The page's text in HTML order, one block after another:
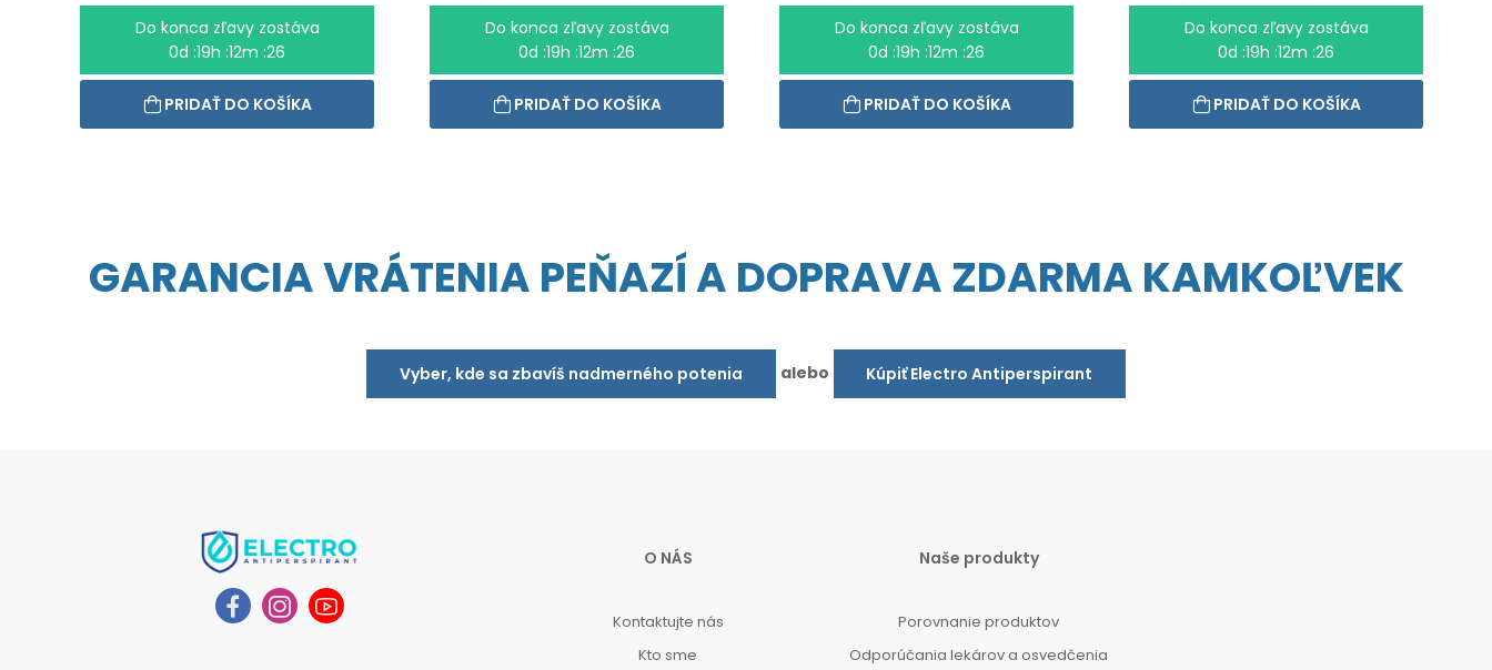
Do konca zľavy zostáva
0d :19h :12m :26
PRIDAŤ DO KOŠÍKA
Do konca zľavy zostáva
0d :19h :12m :26
PRIDAŤ DO KOŠÍKA
Do konca zľavy zostáva
0d :19h :12m :26
PRIDAŤ DO KOŠÍKA
Do konca zľavy zostáva
0d :19h :12m :26
PRIDAŤ DO KOŠÍKA
GARANCIA VRÁTENIA PEŇAZÍ A DOPRAVA ZDARMA KAMKOĽVEK
Vyber, kde sa zbavíš nadmerného potenia alebo Kúpiť Electro Antiperspirant
O NÁS
Kontaktujte nás
Kto sme
Naše produkty
Porovnanie produktov
Odporúčania lekárov a osvedčenia